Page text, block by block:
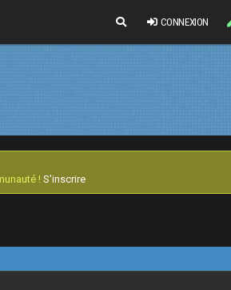
CONNEXION
! S'inscrire